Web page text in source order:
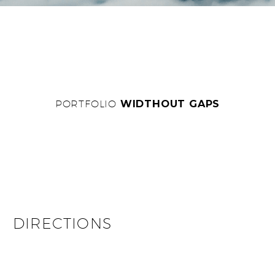
PORTFOLIO WIDTHOUT GAPS
DIRECTIONS